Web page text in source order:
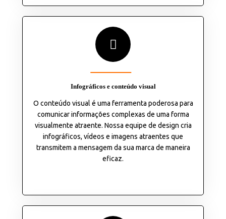
Infográficos e conteúdo visual
O conteúdo visual é uma ferramenta poderosa para
comunicar informações complexas de uma forma
visualmente atraente. Nossa equipe de design cria
infográficos, vídeos e imagens atraentes que
transmitem a mensagem da sua marca de maneira
eficaz.